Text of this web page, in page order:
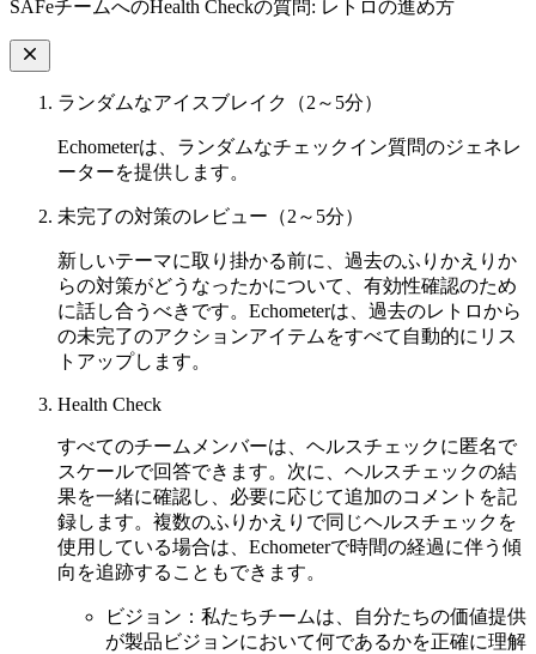
SAFeチームへのHealth Checkの質問: レトロの進め方
ランダムなアイスブレイク（2～5分）
Echometerは、ランダムなチェックイン質問のジェネレ
ーターを提供します。
未完了の対策のレビュー（2～5分）
新しいテーマに取り掛かる前に、過去のふりかえりか
らの対策がどうなったかについて、有効性確認のため
に話し合うべきです。Echometerは、過去のレトロから
の未完了のアクションアイテムをすべて自動的にリス
トアップします。
Health Check
すべてのチームメンバーは、ヘルスチェックに匿名で
スケールで回答できます。次に、ヘルスチェックの結
果を一緒に確認し、必要に応じて追加のコメントを記
録します。複数のふりかえりで同じヘルスチェックを
使用している場合は、Echometerで時間の経過に伴う傾
向を追跡することもできます。
ビジョン：私たちチームは、自分たちの価値提供
が製品ビジョンにおいて何であるかを正確に理解